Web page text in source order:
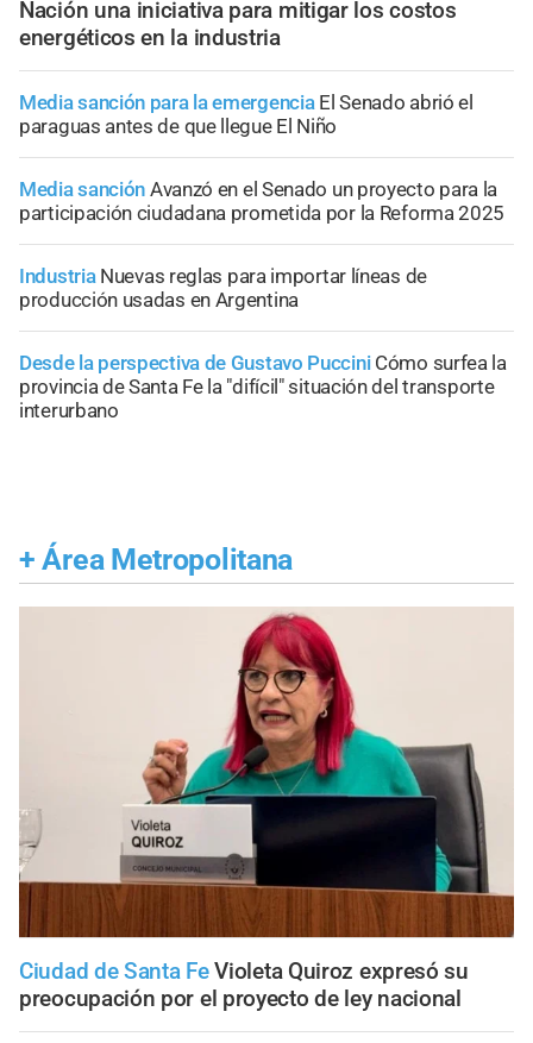
Nación una iniciativa para mitigar los costos
energéticos en la industria
Media sanción para la emergencia El Senado abrió el
paraguas antes de que llegue El Niño
Media sanción Avanzó en el Senado un proyecto para la
participación ciudadana prometida por la Reforma 2025
Industria Nuevas reglas para importar líneas de
producción usadas en Argentina
Desde la perspectiva de Gustavo Puccini Cómo surfea la
provincia de Santa Fe la "difícil" situación del transporte
interurbano
+ Área Metropolitana
Ciudad de Santa Fe Violeta Quiroz expresó su
preocupación por el proyecto de ley nacional